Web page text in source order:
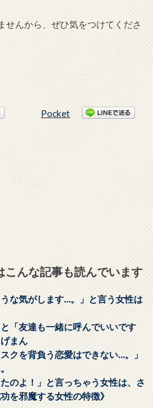
せんから、ぜひ気をつけてくださ
Pocket
こんな記事も読んでいます
うな気がします…。」と言う女性は
「友達も一緒に呼んでいいです
まん
クを背負う恋愛はできない…。」
のよ！」と言っちゃう女性は、さ
を邪魔する女性の特徴》